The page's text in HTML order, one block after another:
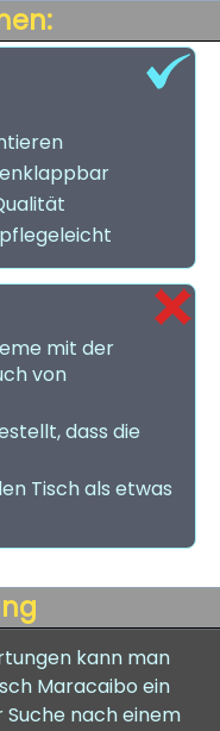
mit der
von
dass die
Tisch als etwas
kann man
Maracaibo ein
nach einem